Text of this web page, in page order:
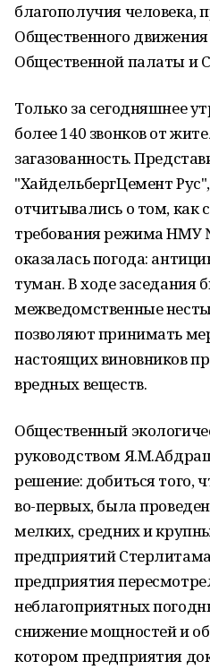
благополучия человека,
Общественного
Общественной палаты и
Только за сегодняшнее
более 140 звонков от
загазованность.
"ХайдельбергЦемент
отчитывались о том, как
требования режима НМУ
оказалась погода:
туман. В ходе заседания
межведомственные
позволяют принимать
настоящих виновников
вредных веществ.
Общественный
руководством
решение: добиться того,
во-первых, была
мелких, средних и
предприятий
предприятия
неблагоприятных
снижение мощностей и
котором предприятия